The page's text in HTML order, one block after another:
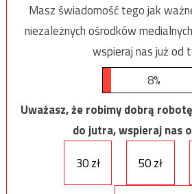
Masz świadomość tego jak
niezależnych ośrodków
wspieraj nas już od
8%
Uważasz, że robimy dobrą
do jutra, wspieraj nas
30 zł
50 zł